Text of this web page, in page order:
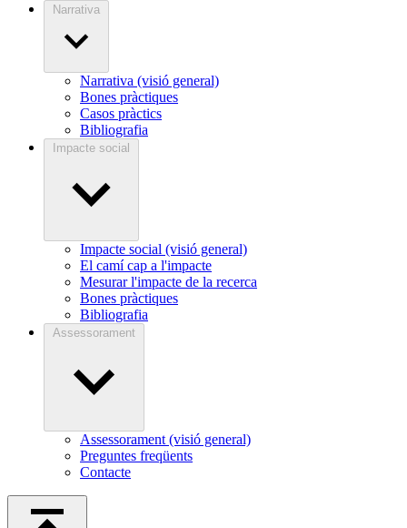
Narrativa
Narrativa (visió general)
Bones pràctiques
Casos pràctics
Bibliografia
Impacte social
Impacte social (visió general)
El camí cap a l'impacte
Mesurar l'impacte de la recerca
Bones pràctiques
Bibliografia
Assessorament
Assessorament (visió general)
Preguntes freqüents
Contacte